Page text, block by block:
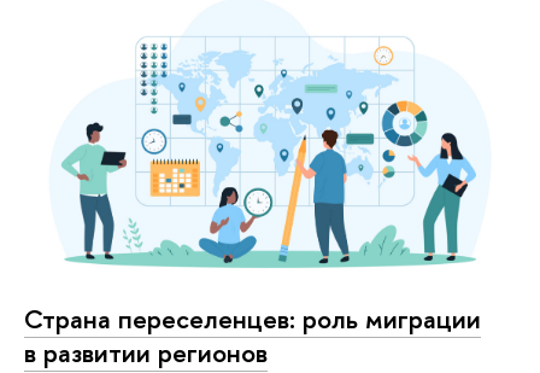
Страна переселенцев: роль миграции
в развитии регионов